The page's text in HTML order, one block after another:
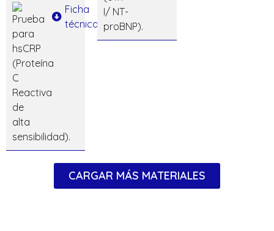
Ficha
técnica
CARGAR MÁS MATERIALES